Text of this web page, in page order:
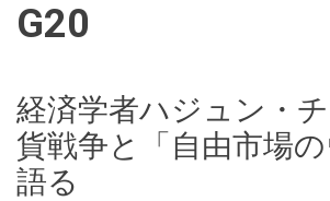
G20
経済学者ハジュン・
貨戦争と「自由市場
語る